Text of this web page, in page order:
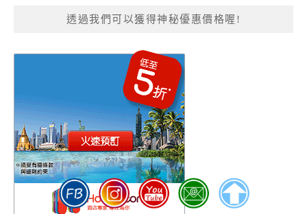
透過我們可以獲得神秘優惠價格喔!